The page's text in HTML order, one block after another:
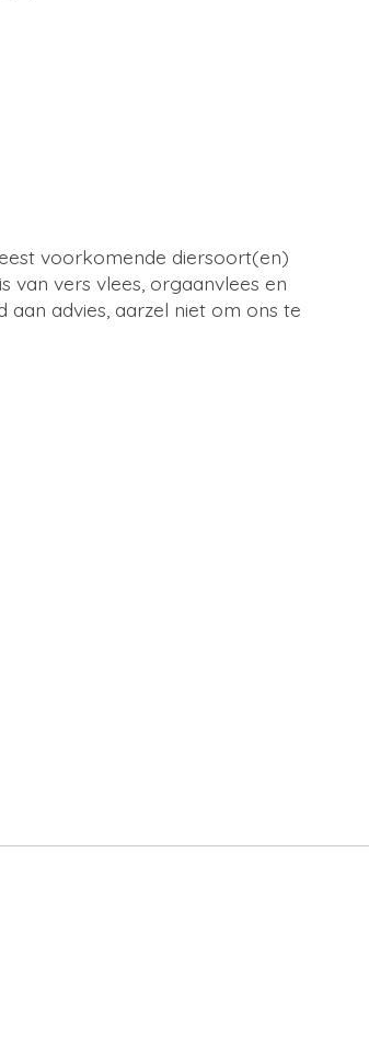
voorkomende diersoort(en)
van vers vlees, orgaanvlees en
advies, aarzel niet om ons te